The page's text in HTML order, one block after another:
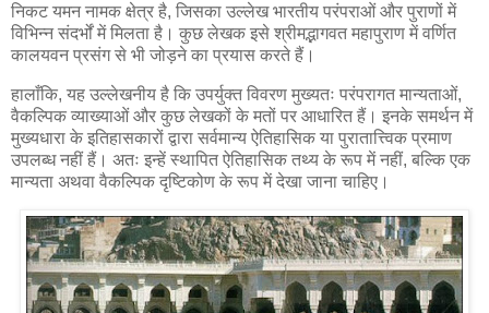
निकट यमन नामक क्षेत्र है, जिसका उल्लेख भारतीय परंपराओं और पुराणों में
विभिन्न संदर्भों में मिलता है। कुछ लेखक इसे श्रीमद्भागवत महापुराण में वर्णित
कालयवन प्रसंग से भी जोड़ने का प्रयास करते हैं।
हालाँकि, यह उल्लेखनीय है कि उपर्युक्त विवरण मुख्यतः परंपरागत मान्यताओं,
वैकल्पिक व्याख्याओं और कुछ लेखकों के मतों पर आधारित हैं। इनके समर्थन में
मुख्यधारा के इतिहासकारों द्वारा सर्वमान्य ऐतिहासिक या पुरातात्त्विक प्रमाण
उपलब्ध नहीं हैं। अतः इन्हें स्थापित ऐतिहासिक तथ्य के रूप में नहीं, बल्कि एक
मान्यता अथवा वैकल्पिक दृष्टिकोण के रूप में देखा जाना चाहिए।